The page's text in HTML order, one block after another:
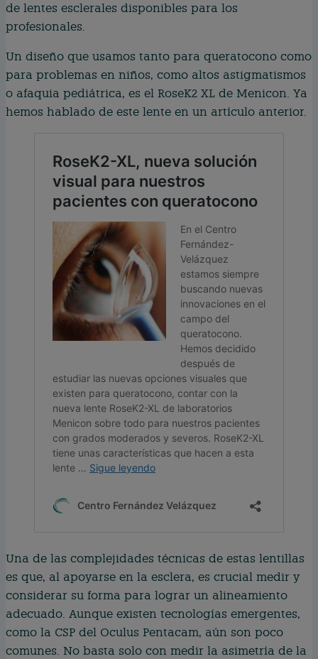
de lentes esclerales disponibles para los
profesionales.
Un diseño que usamos tanto para queratocono como
para problemas en niños, como altos astigmatismos
o afaquia pediátrica, es el RoseK2 XL de Menicon. Ya
hemos hablado de este lente en un artículo anterior.
Una de las complejidades técnicas de estas lentillas
es que, al apoyarse en la esclera, es crucial medir y
considerar su forma para lograr un alineamiento
adecuado. Aunque existen tecnologías emergentes,
como la CSP del Oculus Pentacam, aún son poco
comunes. No basta solo con medir la asimetría de la